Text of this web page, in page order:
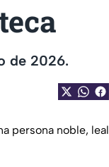
de 2026.
persona noble, leal